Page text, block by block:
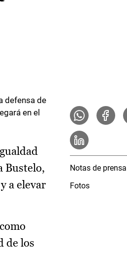
defensa de
en el
Bustelo,
a elevar
de los
Notas de prensa
Fotos